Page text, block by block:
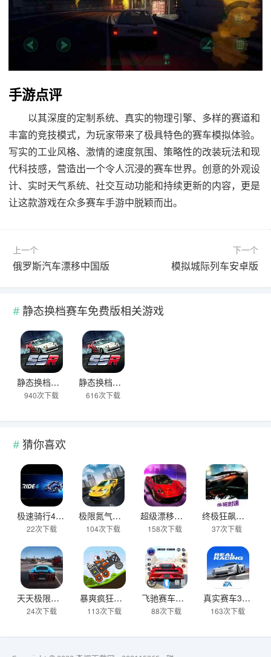
手游点评
以其深度的定制系统、真实的物理引擎、多样的赛道和
丰富的竞技模式，为玩家带来了极具特色的赛车模拟体验。
写实的工业风格、激情的速度氛围、策略性的改装玩法和现
代科技感，营造出一个令人沉浸的赛车世界。创意的外观设
计、实时天气系统、社交互动功能和持续更新的内容，更是
让这款游戏在众多赛车手游中脱颖而出。
上一个
俄罗斯汽车漂移中国版
下一个
模拟城际列车安卓版
静态换档赛车免费版相关游戏
静态换档赛车免费版
940次下载
静态换档赛车单机版
616次下载
猜你喜欢
极速骑行4试玩版
22次下载
极限氮气竞速最新版
104次下载
超级漂移大师最新版
158次下载
终极狂飙之生死时速最新版
37次下载
天天极限飙车
24次下载
暴爽疯狂赛车内置菜单安装入口
113次下载
飞驰赛车免费版
88次下载
真实赛车3官网正版最新版本
163次下载